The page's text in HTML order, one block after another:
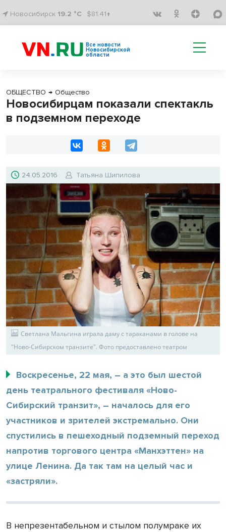
Новосибирск 19.2 °C $81.41↑
Все новости
Новосибирской
области
ОБЩЕСТВО → Общество
Новосибирцам показали спектакль
в подземном переходе
24.05.2016 Татьяна Шипилова
Светлана Мальгина играла даму с тараканами в голове на
"Ново-Сибирском транзите". Фото предоставлено театром
Воскресенье, 22 мая, – а это был шестой
день театрального фестиваля «Ново-
Сибирский транзит», – началось для его
участников и зрителей экстремально. Они
спустились в пешеходный подземный переход
напротив торгового центра «Манхэттен» на
улице Ленина. Да так там на целый час и
«застряли».
В непрезентабельном и стылом полумраке их